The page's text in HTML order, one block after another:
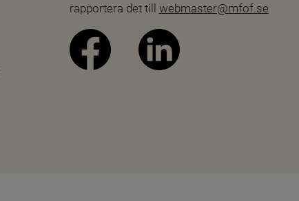
rapportera det till webmaster@mfof.se